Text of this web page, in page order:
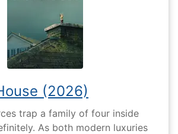
(2026)
trap a family of four inside
As both modern luxuries